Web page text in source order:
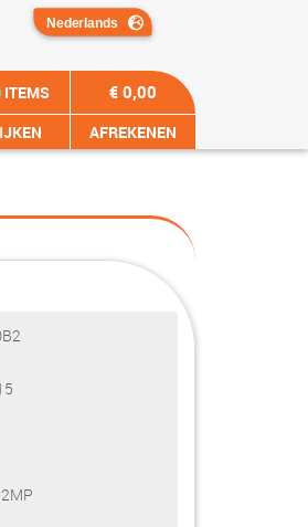
ITEMS
€ 0,00
AFREKENEN